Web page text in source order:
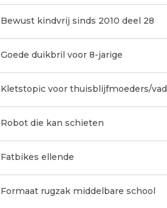
Bewust kindvrij sinds 2010 deel 28
Goede duikbril voor 8-jarige
Kletstopic voor thuisblijfmoeders/
Robot die kan schieten
Fatbikes ellende
Formaat rugzak middelbare school